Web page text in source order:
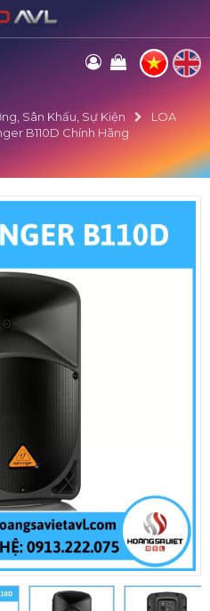
Sân Khấu, Sự Kiện
LOA
B110D Chính Hãng